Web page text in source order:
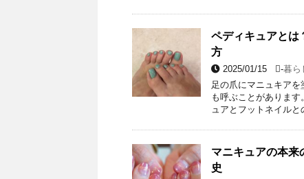
ペディキュアとは
方
2025/01/15 -暮ら
足の爪にマニュキア
も呼ぶことがありま
ュアとフットネイル
マニキュアの本来
史